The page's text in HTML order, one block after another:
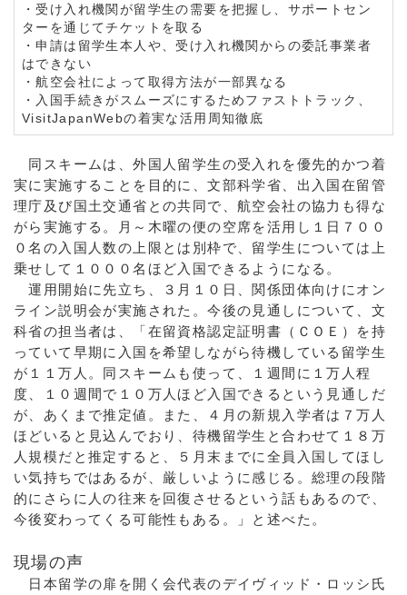
・受け入れ機関が留学生の需要を把握し、サポートセン
ターを通じてチケットを取る
・申請は留学生本人や、受け入れ機関からの委託事業者
はできない
・航空会社によって取得方法が一部異なる
・入国手続きがスムーズにするためファストトラック、
VisitJapanWebの着実な活用周知徹底
同スキームは、外国人留学生の受入れを優先的かつ着
実に実施することを目的に、文部科学省、出入国在留管
理庁及び国土交通省との共同で、航空会社の協力も得な
がら実施する。月～木曜の便の空席を活用し１日７００
０名の入国人数の上限とは別枠で、留学生については上
乗せして１０００名ほど入国できるようになる。
運用開始に先立ち、３月１０日、関係団体向けにオン
ライン説明会が実施された。今後の見通しについて、文
科省の担当者は、「在留資格認定証明書（ＣＯＥ）を持
っていて早期に入国を希望しながら待機している留学生
が１１万人。同スキームも使って、１週間に１万人程
度、１０週間で１０万人ほど入国できるという見通しだ
が、あくまで推定値。また、４月の新規入学者は７万人
ほどいると見込んでおり、待機留学生と合わせて１８万
人規模だと推定すると、５月末までに全員入国してほし
い気持ちではあるが、厳しいように感じる。総理の段階
的にさらに人の往来を回復させるという話もあるので、
今後変わってくる可能性もある。」と述べた。
現場の声
日本留学の扉を開く会代表のデイヴィッド・ロッシ氏